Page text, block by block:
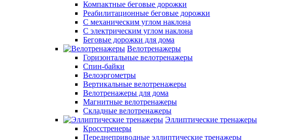
Компактные беговые дорожки
Реабилитационные беговые дорожки
С механическим углом наклона
С электрическим углом наклона
Беговые дорожки для дома
Велотренажеры
Горизонтальные велотренажеры
Спин-байки
Велоэргометры
Вертикальные велотренажеры
Велотренажеры для дома
Магнитные велотренажеры
Складные велотренажеры
Эллиптические тренажеры
Кросстренеры
Переднеприводные эллиптические тренажеры